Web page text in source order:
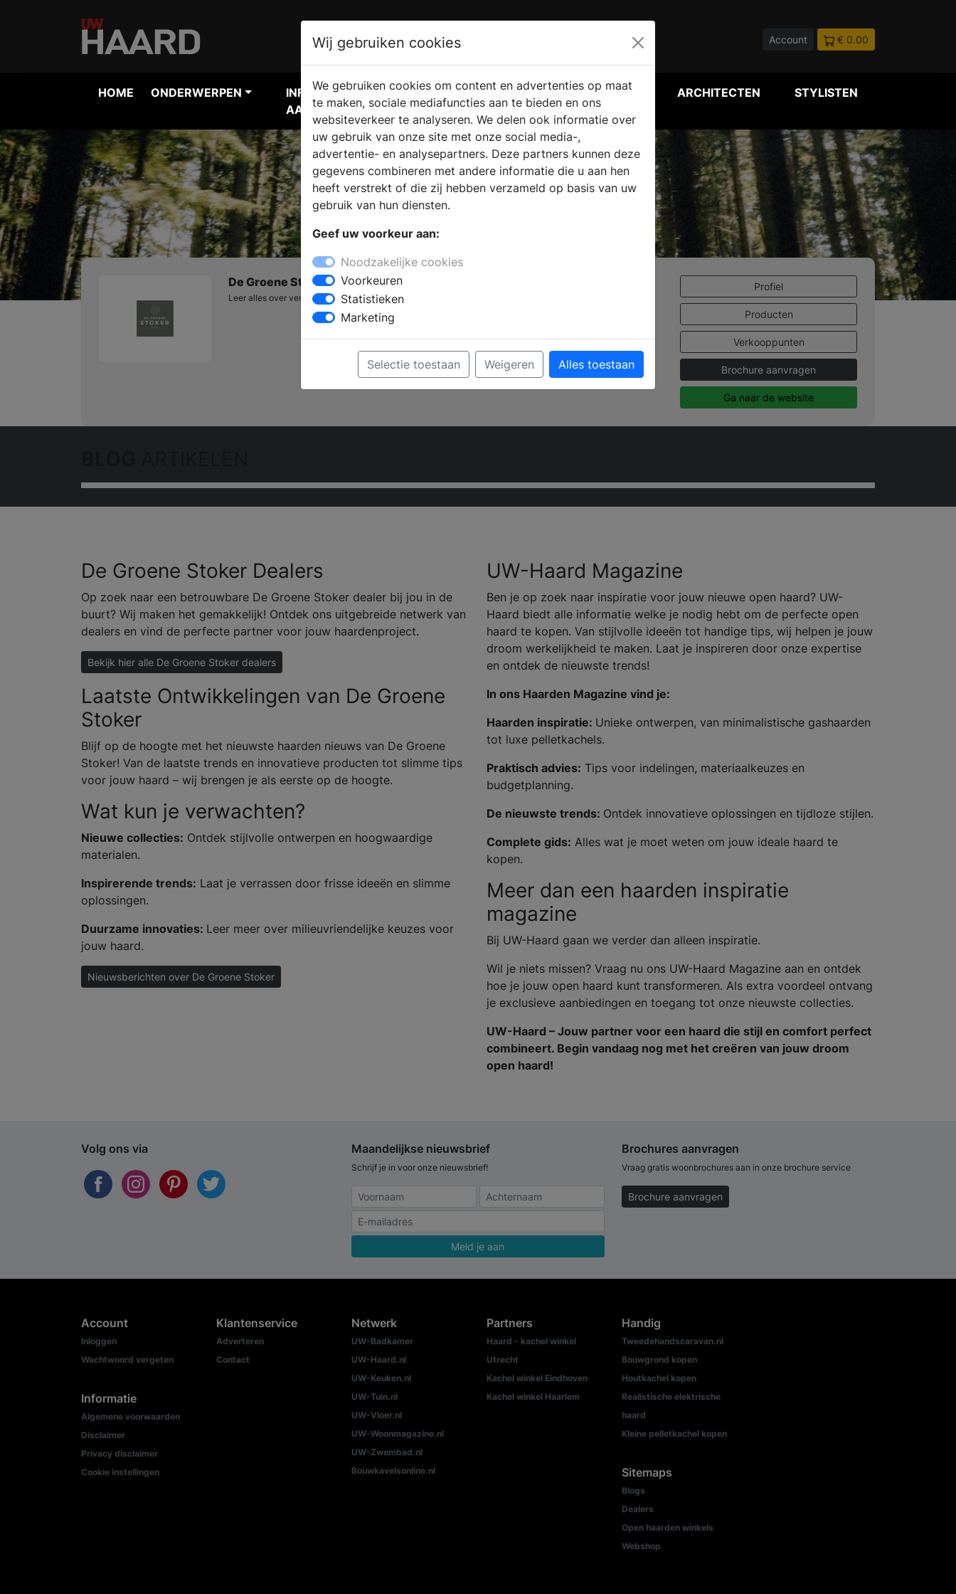
Account € 0.00
HOME ONDERWERPEN
INFORMATIE
AANVRAGEN
VERKOOPLOCATIE
VINDEN
WEBSHOP ARCHITECTEN STYLISTEN
De Groene Stoker
Leer alles over verantwoord houtstoken
Profiel
Producten
Verkooppunten
Brochure aanvragen
Ga naar de website
De Groene Stoker Dealers
Op zoek naar een betrouwbare De Groene Stoker dealer bij jou in de
buurt? Wij maken het gemakkelijk! Ontdek ons uitgebreide netwerk van
dealers en vind de perfecte partner voor jouw haardenproject.
Bekijk hier alle De Groene Stoker dealers
Laatste Ontwikkelingen van De Groene
Stoker
Blijf op de hoogte met het nieuwste haarden nieuws van De Groene
Stoker! Van de laatste trends en innovatieve producten tot slimme tips
voor jouw haard – wij brengen je als eerste op de hoogte.
Wat kun je verwachten?
Nieuwe collecties: Ontdek stijlvolle ontwerpen en hoogwaardige
materialen.
Inspirerende trends: Laat je verrassen door frisse ideeën en slimme
oplossingen.
Duurzame innovaties: Leer meer over milieuvriendelijke keuzes voor
jouw haard.
Nieuwsberichten over De Groene Stoker
UW-Haard Magazine
Ben je op zoek naar inspiratie voor jouw nieuwe open haard? UW-
Haard biedt alle informatie welke je nodig hebt om de perfecte open
haard te kopen. Van stijlvolle ideeën tot handige tips, wij helpen je jouw
droom werkelijkheid te maken. Laat je inspireren door onze expertise
en ontdek de nieuwste trends!
In ons Haarden Magazine vind je:
Haarden inspiratie: Unieke ontwerpen, van minimalistische gashaarden
tot luxe pelletkachels.
Praktisch advies: Tips voor indelingen, materiaalkeuzes en
budgetplanning.
De nieuwste trends: Ontdek innovatieve oplossingen en tijdloze stijlen.
Complete gids: Alles wat je moet weten om jouw ideale haard te
kopen.
Meer dan een haarden inspiratie
magazine
Bij UW-Haard gaan we verder dan alleen inspiratie.
Wil je niets missen? Vraag nu ons UW-Haard Magazine aan en ontdek
hoe je jouw open haard kunt transformeren. Als extra voordeel ontvang
je exclusieve aanbiedingen en toegang tot onze nieuwste collecties.
UW-Haard – Jouw partner voor een haard die stijl en comfort perfect
combineert. Begin vandaag nog met het creëren van jouw droom
open haard!
Wij gebruiken cookies
We gebruiken cookies om content en advertenties op maat
te maken, sociale mediafuncties aan te bieden en ons
websiteverkeer te analyseren. We delen ook informatie over
uw gebruik van onze site met onze social media-,
advertentie- en analysepartners. Deze partners kunnen deze
gegevens combineren met andere informatie die u aan hen
heeft verstrekt of die zij hebben verzameld op basis van uw
gebruik van hun diensten.
Geef uw voorkeur aan:
Noodzakelijke cookies
Voorkeuren
Statistieken
Marketing
Selectie toestaan Weigeren Alles toestaan
Volg ons via Maandelijkse nieuwsbrief
Schrijf je in voor onze nieuwsbrief!
Meld je aan
Brochures aanvragen
Vraag gratis woonbrochures aan in onze brochure service
Brochure aanvragen
Account
Inloggen
Wachtwoord vergeten
Informatie
Algemene voorwaarden
Disclaimer
Privacy disclaimer
Cookie instellingen
Klantenservice
Adverteren
Contact
Netwerk
UW-Badkamer
UW-Haard.nl
UW-Keuken.nl
UW-Tuin.nl
UW-Vloer.nl
UW-Woonmagazine.nl
UW-Zwembad.nl
Bouwkavelsonline.nl
Partners
Haard - kachel winkel
Utrecht
Kachel winkel Eindhoven
Kachel winkel Haarlem
Handig
Tweedehandscaravan.nl
Bouwgrond kopen
Houtkachel kopen
Realistische elektrische
haard
Kleine pelletkachel kopen
Sitemaps
Blogs
Dealers
Open haarden winkels
Webshop